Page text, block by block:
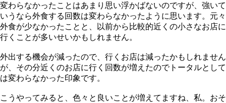
変わらなかったことはあまり思い浮かばないのですが、強いて
いうなら外食する回数は変わらなかったように思います。元々
外食が少なかったことと、以前から比較的近くの小さなお店に
行くことが多いせいかもしれません。
外出する機会が減ったので、行くお店は減ったかもしれません
が、その分近くのお店に行く回数が増えたのでトータルとして
は変わらなかった印象です。
こうやってみると、色々と良いことが増えてますね、私。おそ